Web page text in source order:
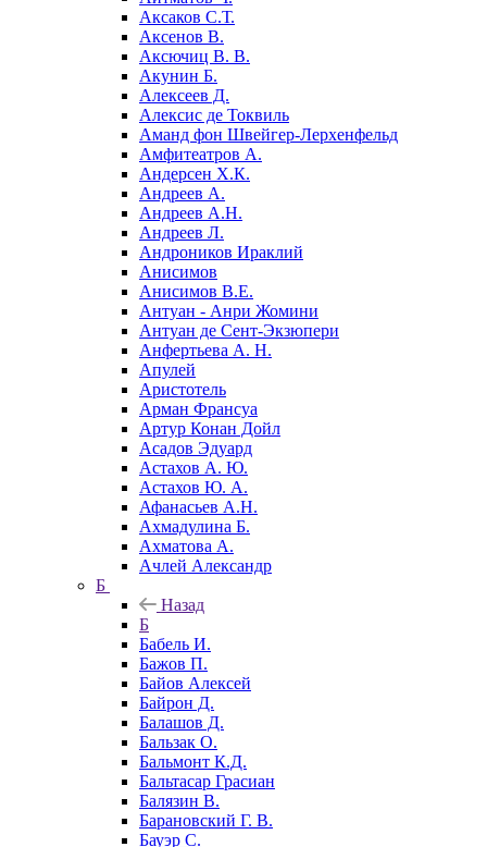
Аксаков С.Т.
Аксенов В.
Аксючиц В. В.
Акунин Б.
Алексеев Д.
Алексис де Токвиль
Аманд фон Швейгер-Лерхенфельд
Амфитеатров А.
Андерсен Х.К.
Андреев А.
Андреев А.Н.
Андреев Л.
Андроников Ираклий
Анисимов
Анисимов В.Е.
Антуан - Анри Жомини
Антуан де Сент-Экзюпери
Анфертьева А. Н.
Апулей
Аристотель
Арман Франсуа
Артур Конан Дойл
Асадов Эдуард
Астахов А. Ю.
Астахов Ю. А.
Афанасьев А.Н.
Ахмадулина Б.
Ахматова А.
Ачлей Александр
Б
Назад
Б
Бабель И.
Бажов П.
Байов Алексей
Байрон Д.
Балашов Д.
Бальзак О.
Бальмонт К.Д.
Бальтасар Грасиан
Балязин В.
Барановский Г. В.
Бауэр С.